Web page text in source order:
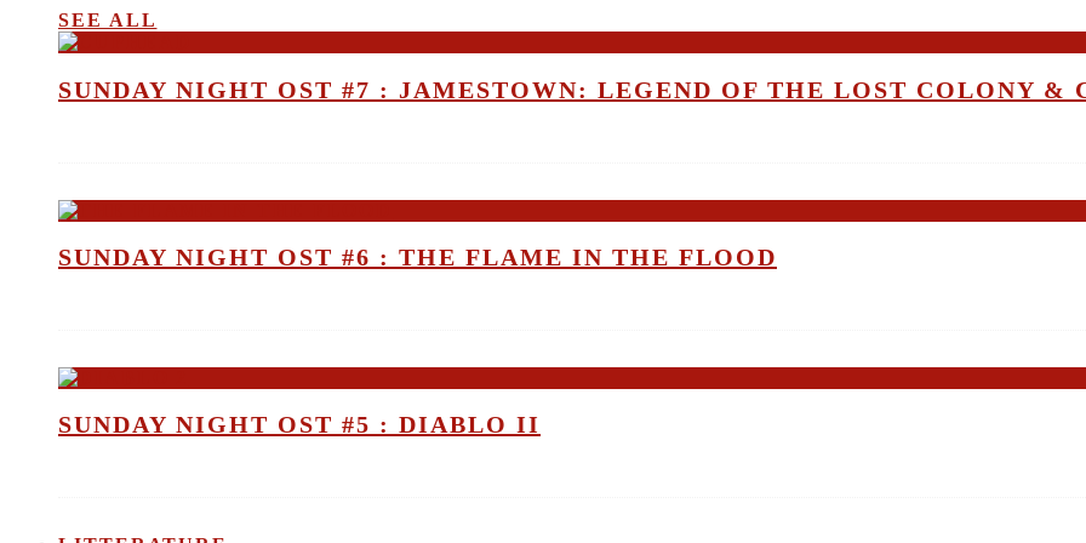
SEE ALL
SUNDAY NIGHT OST #7 : JAMESTOWN: LEGEND OF THE LOST COLONY &
SUNDAY NIGHT OST #6 : THE FLAME IN THE FLOOD
SUNDAY NIGHT OST #5 : DIABLO II